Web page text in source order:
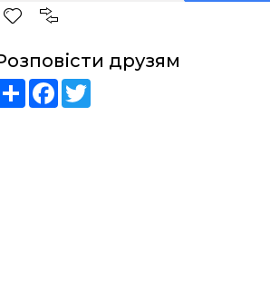
друзям
ShareFacebook